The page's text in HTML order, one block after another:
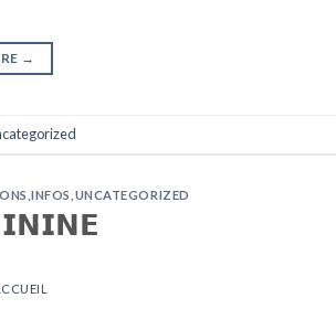
→
,INFOS UNCATEGORIZED